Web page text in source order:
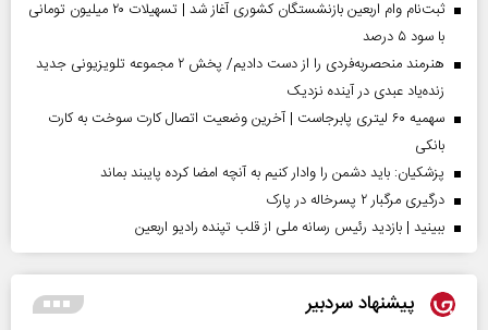
ثبت‌نام وام اربعین بازنشستگان کشوری آغاز شد | تسهیلات ۲۰ میلیون تومانی
با سود ۵ درصد
هنرمند منحصر‌به‌فردی را از دست دادیم/ پخش ۲ مجموعه تلویزیونی جدید
زنده‌یاد عبدی در آینده نزدیک
سهمیه ۶۰ لیتری پابرجاست | آخرین وضعیت اتصال کارت سوخت به کارت
بانکی
پزشکیان: باید دشمن را وادار کنیم به آنچه امضا کرده پایبند بماند
درگیری مرگبار ۲ پسرخاله در پارک
ببینید | بازدید رئیس رسانه ملی از قلب تپنده رادیو اربعین
پیشنهاد سردبیر